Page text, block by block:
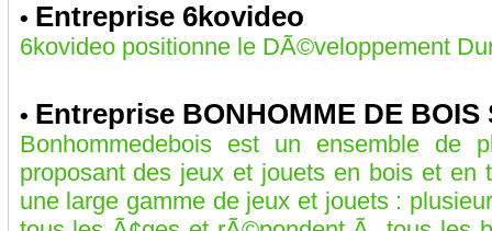
• Entreprise 6kovideo
6kovideo positionne le DÃ©veloppement
• Entreprise BONHOMME DE BOIS
Bonhommedebois est un ensemble de
proposant des jeux et jouets en bois et en
une large gamme de jeux et jouets :